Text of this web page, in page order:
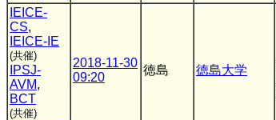
IEICE-
CS,
IEICE-IE
(共催)
IPSJ-
AVM,
BCT
(共催)
2018-11-30
09:20
徳島 徳島大学